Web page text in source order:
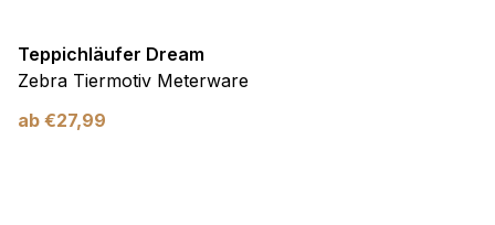
Teppichläufer Dream
Zebra Tiermotiv Meterware
ab €27,99